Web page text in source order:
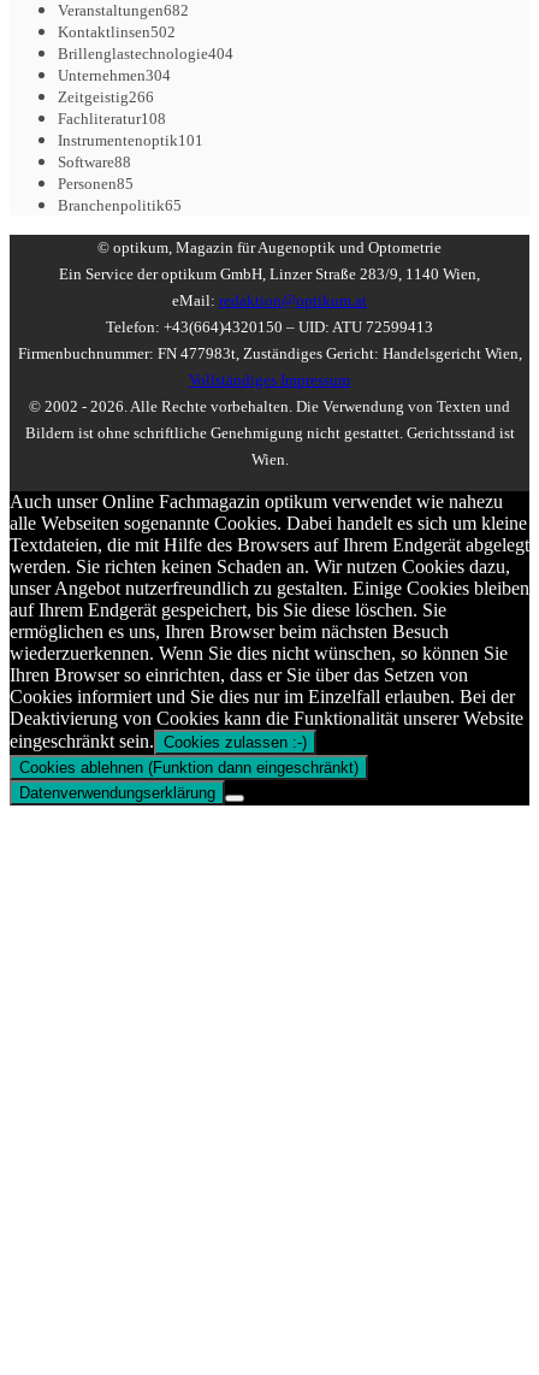
Veranstaltungen682
Kontaktlinsen502
Brillenglastechnologie404
Unternehmen304
Zeitgeistig266
Fachliteratur108
Instrumentenoptik101
Software88
Personen85
Branchenpolitik65
© optikum, Magazin für Augenoptik und Optometrie
Ein Service der optikum GmbH, Linzer Straße 283/9, 1140 Wien,
eMail: redaktion@optikum.at
Telefon: +43(664)4320150 – UID: ATU 72599413
Firmenbuchnummer: FN 477983t, Zuständiges Gericht: Handelsgericht Wien,
Vollständiges Impressum
© 2002 - 2026. Alle Rechte vorbehalten. Die Verwendung von Texten und
Bildern ist ohne schriftliche Genehmigung nicht gestattet. Gerichtsstand ist
Wien.
Auch unser Online Fachmagazin optikum verwendet wie nahezu
alle Webseiten sogenannte Cookies. Dabei handelt es sich um kleine
Textdateien, die mit Hilfe des Browsers auf Ihrem Endgerät abgelegt
werden. Sie richten keinen Schaden an. Wir nutzen Cookies dazu,
unser Angebot nutzerfreundlich zu gestalten. Einige Cookies bleiben
auf Ihrem Endgerät gespeichert, bis Sie diese löschen. Sie
ermöglichen es uns, Ihren Browser beim nächsten Besuch
wiederzuerkennen. Wenn Sie dies nicht wünschen, so können Sie
Ihren Browser so einrichten, dass er Sie über das Setzen von
Cookies informiert und Sie dies nur im Einzelfall erlauben. Bei der
Deaktivierung von Cookies kann die Funktionalität unserer Website
eingeschränkt sein. Cookies zulassen :-)
Cookies ablehnen (Funktion dann eingeschränkt)
Datenverwendungserklärung